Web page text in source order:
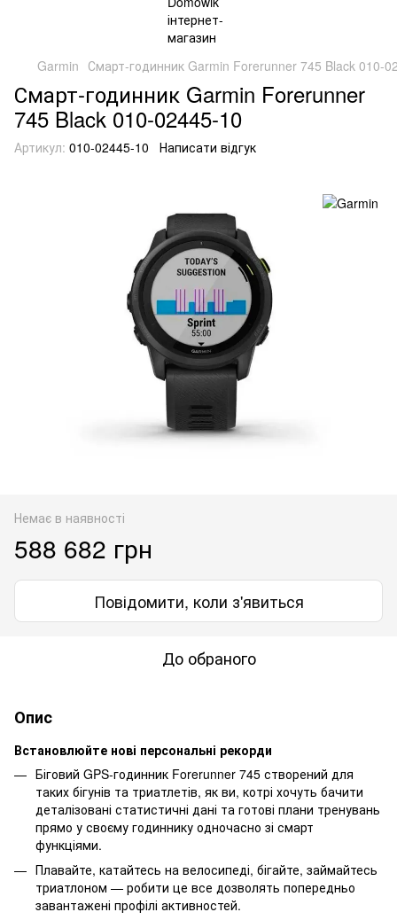
Garmin Смарт-годинник Garmin Forerunner 745 Black 010-
Смарт-годинник Garmin Forerunner
745 Black 010-02445-10
Артикул: 010-02445-10 Написати відгук
Немає в наявності
588 682 грн
Повідомити, коли з'явиться
До обраного
Опис
Встановлюйте нові персональні рекорди
Біговий GPS-годинник Forerunner 745 створений для
таких бігунів та триатлетів, як ви, котрі хочуть бачити
деталізовані статистичні дані та готові плани тренувань
прямо у своєму годиннику одночасно зі смарт
функціями.
Плавайте, катайтесь на велосипеді, бігайте, займайтесь
триатлоном — робити це все дозволять попередньо
завантажені профілі активностей.